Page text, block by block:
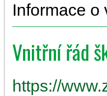
Informace o
Vnitřní řád
https://